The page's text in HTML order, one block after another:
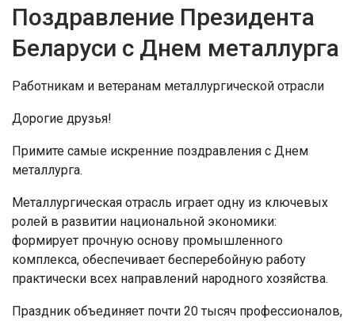
Поздравление Президента
Беларуси с Днем металлурга
Работникам и ветеранам металлургической отрасли
Дорогие друзья!
Примите самые искренние поздравления с Днем
металлурга.
Металлургическая отрасль играет одну из ключевых
ролей в развитии национальной экономики:
формирует прочную основу промышленного
комплекса, обеспечивает бесперебойную работу
практически всех направлений народного хозяйства.
Праздник объединяет почти 20 тысяч профессионалов,